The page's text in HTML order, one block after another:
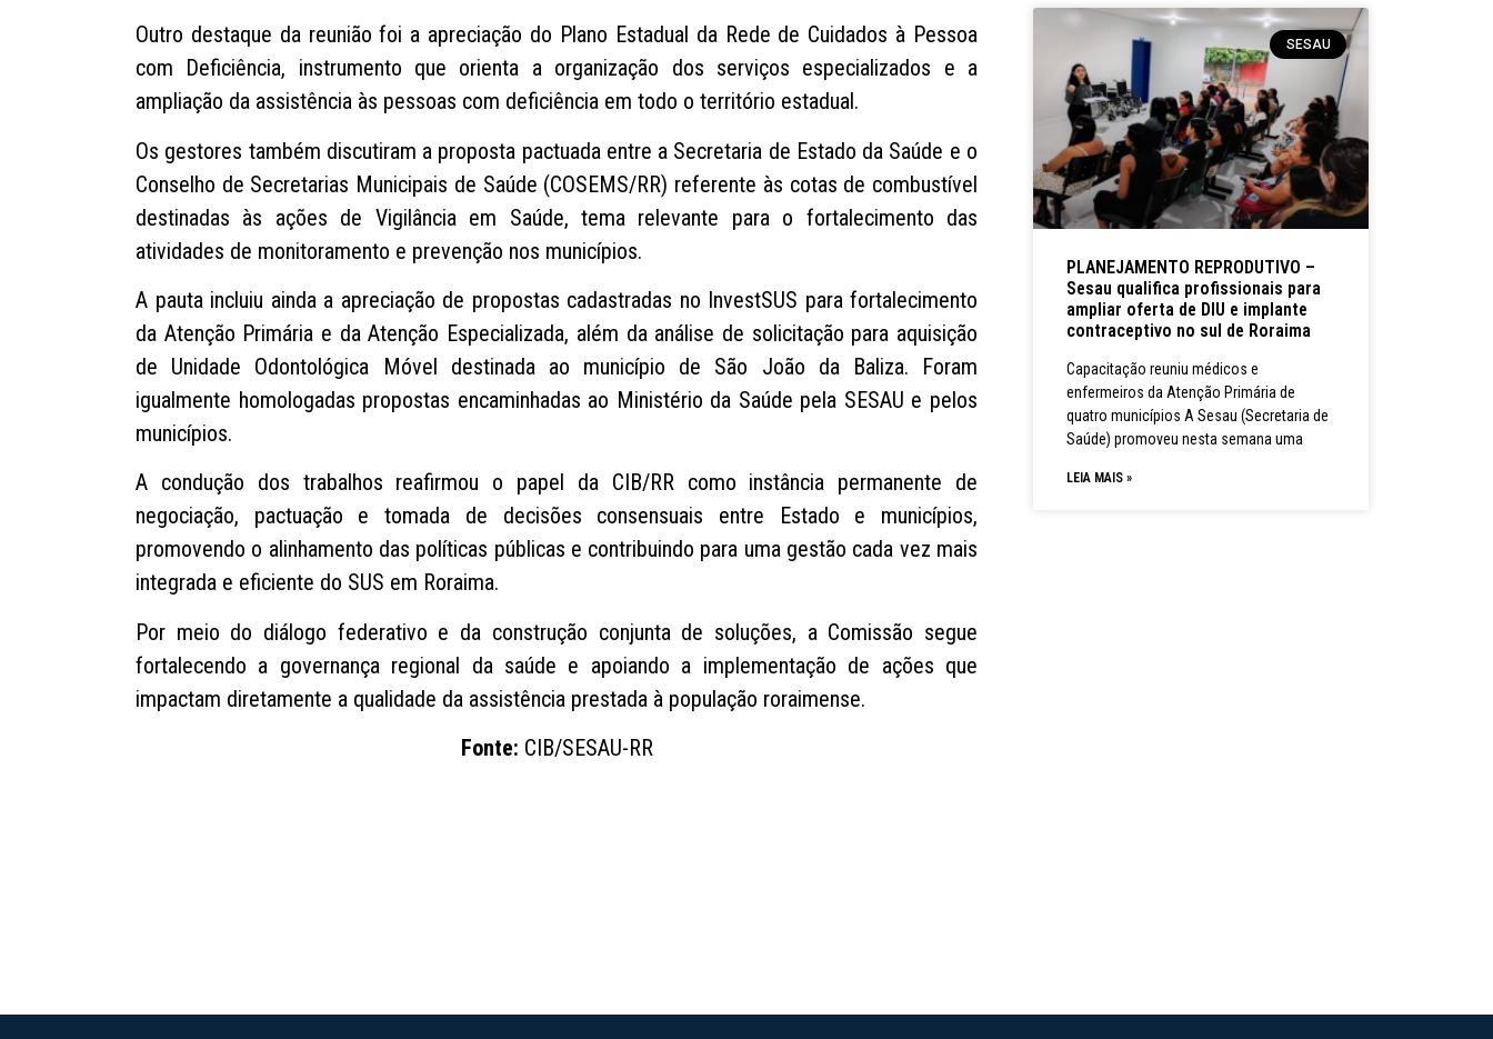
Outro destaque da reunião foi a apreciação do Plano Estadual da Rede de Cuidados à Pessoa
com Deficiência, instrumento que orienta a organização dos serviços especializados e a
ampliação da assistência às pessoas com deficiência em todo o território estadual.
Os gestores também discutiram a proposta pactuada entre a Secretaria de Estado da Saúde e o
Conselho de Secretarias Municipais de Saúde (COSEMS/RR) referente às cotas de combustível
destinadas às ações de Vigilância em Saúde, tema relevante para o fortalecimento das
atividades de monitoramento e prevenção nos municípios.
A pauta incluiu ainda a apreciação de propostas cadastradas no InvestSUS para fortalecimento
da Atenção Primária e da Atenção Especializada, além da análise de solicitação para aquisição
de Unidade Odontológica Móvel destinada ao município de São João da Baliza. Foram
igualmente homologadas propostas encaminhadas ao Ministério da Saúde pela SESAU e pelos
municípios.
A condução dos trabalhos reafirmou o papel da CIB/RR como instância permanente de
negociação, pactuação e tomada de decisões consensuais entre Estado e municípios,
promovendo o alinhamento das políticas públicas e contribuindo para uma gestão cada vez mais
integrada e eficiente do SUS em Roraima.
Por meio do diálogo federativo e da construção conjunta de soluções, a Comissão segue
fortalecendo a governança regional da saúde e apoiando a implementação de ações que
impactam diretamente a qualidade da assistência prestada à população roraimense.
Fonte: CIB/SESAU-RR
SESAU
PLANEJAMENTO REPRODUTIVO –
Sesau qualifica profissionais para
ampliar oferta de DIU e implante
contraceptivo no sul de Roraima
Capacitação reuniu médicos e
enfermeiros da Atenção Primária de
quatro municípios A Sesau (Secretaria de
Saúde) promoveu nesta semana uma
LEIA MAIS »